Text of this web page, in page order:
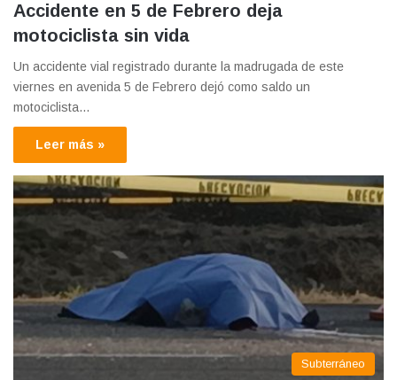
Accidente en 5 de Febrero deja
motociclista sin vida
Un accidente vial registrado durante la madrugada de este
viernes en avenida 5 de Febrero dejó como saldo un
motociclista…
Leer más »
Subterráneo